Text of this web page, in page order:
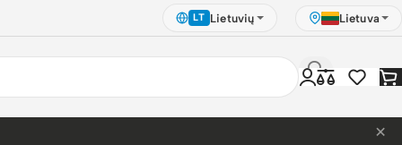
LT Lietuvių Lietuva
×